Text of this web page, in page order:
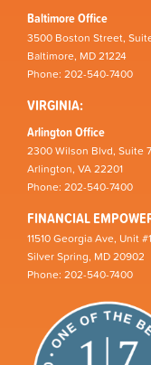
Baltimore Office
3500 Boston Street,
Baltimore, MD 21224
Phone: 202-540-7400
VIRGINIA:
Arlington Office
2300 Wilson Blvd, Suite
Arlington, VA 22201
Phone: 202-540-7400
FINANCIAL
11510 Georgia Ave, Unit
Silver Spring, MD 20902
Phone: 202-540-7400